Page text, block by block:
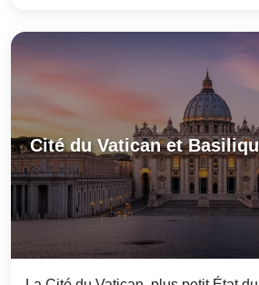
Cité du Vatican et